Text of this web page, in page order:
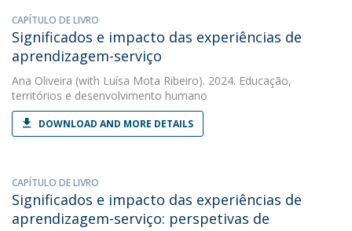
CAPÍTULO DE LIVRO
Significados e impacto das experiências de
aprendizagem-serviço
Ana Oliveira (with Luísa Mota Ribeiro). 2024. Educação,
territórios e desenvolvimento humano
DOWNLOAD AND MORE DETAILS
CAPÍTULO DE LIVRO
Significados e impacto das experiências de
aprendizagem-serviço: perspetivas de